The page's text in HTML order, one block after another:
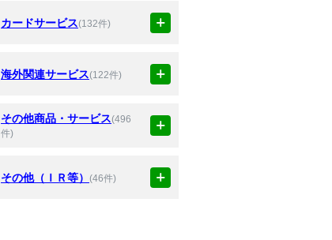
カードサービス(132件)
海外関連サービス(122件)
その他商品・サービス(496
件)
その他（ＩＲ等） (46件)